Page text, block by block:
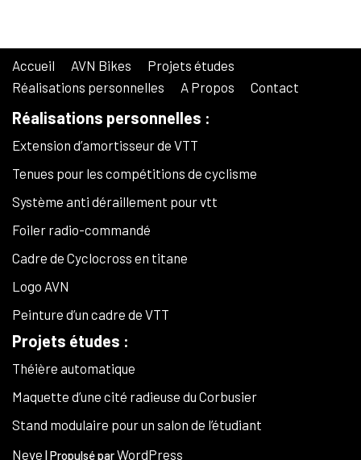
Accueil AVN Bikes
Projets études
Réalisations personnelles
A Propos Contact
Réalisations personnelles :
Extension d’amortisseur de VTT
Tenues pour les compétitions de cyclisme
Système anti déraillement pour vtt
Foiler radio-commandé
Cadre de Cyclocross en titane
Logo AVN
Peinture d’un cadre de VTT
Projets études :
Théière automatique
Maquette d’une cité radieuse du Corbusier
Stand modulaire pour un salon de l’étudiant
Neve | Propulsé parWordPress